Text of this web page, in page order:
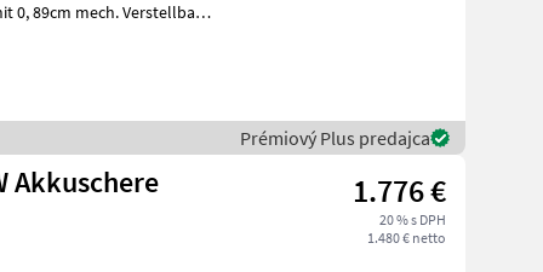
0, 89cm mech. Verstellbar
Prémiový Plus predajca
Akkuschere
1.776 €
20 % s DPH
1.480 € netto